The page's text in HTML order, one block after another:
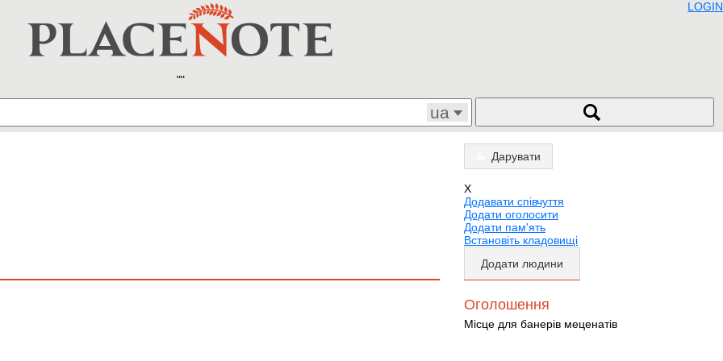
LOGIN
ua
Дарувати
X
Додавати співчуття
Додати оголосити
Додати пам'ять
Встановіть кладовищі
Додати людини
Оголошення
Місце для банерів меценатів